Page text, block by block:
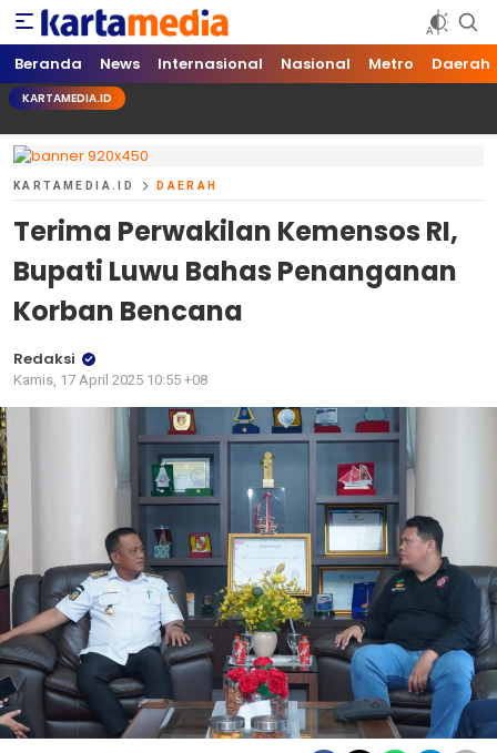
kartamedia.id
Jujur Mengabari
Beranda News Internasional Nasional Metro Daerah
KARTAMEDIA.ID
KARTAMEDIA.ID DAERAH
Terima Perwakilan Kemensos RI,
Bupati Luwu Bahas Penanganan
Korban Bencana
Redaksi
Kamis, 17 April 2025 10:55 +08